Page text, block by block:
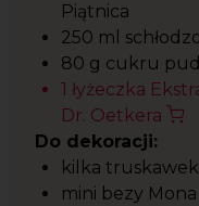
Piątnica
250 ml
80 g cukru
1 łyżeczka
Dr. Oetkera
Do dekoracji:
kilka truskawek
mini bezy Mona